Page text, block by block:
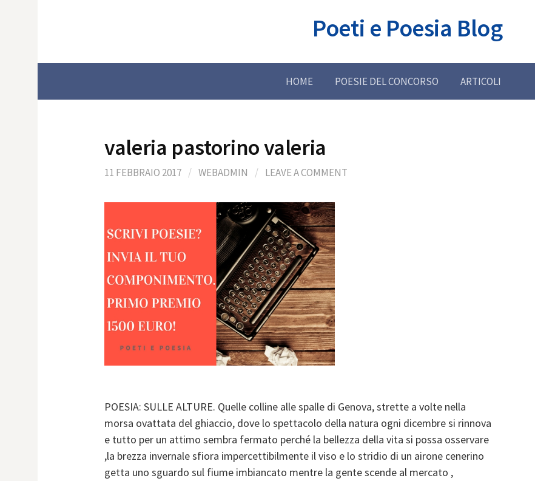
Poeti e Poesia Blog
HOME POESIE DEL CONCORSO ARTICOLI
valeria pastorino valeria
11 FEBBRAIO 2017 / WEBADMIN / LEAVE A COMMENT
POESIA: SULLE ALTURE. Quelle colline alle spalle di Genova, strette a volte nella
morsa ovattata del ghiaccio, dove lo spettacolo della natura ogni dicembre si rinnova
e tutto per un attimo sembra fermato perché la bellezza della vita si possa osservare
,la brezza invernale sfiora impercettibilmente il viso e lo stridio di un airone cenerino
getta uno sguardo sul fiume imbiancato mentre la gente scende al mercato ,